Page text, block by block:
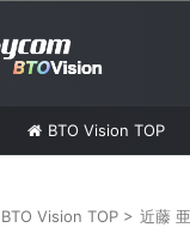
BTO Vision TOP
BTO Vision TOP > 近藤